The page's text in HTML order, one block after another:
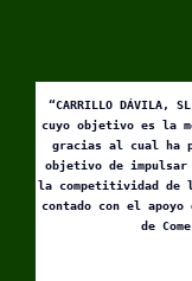
“CARRILLO
cuyo objetivo es la
gracias al cual ha
objetivo de
la competitividad de
contado con el apoyo
de